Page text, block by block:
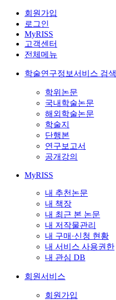
회원가입
로그인
MyRISS
고객센터
전체메뉴
학술연구정보서비스 검색
학위논문
국내학술논문
해외학술논문
학술지
단행본
연구보고서
공개강의
MyRISS
내 추천논문
내 책장
내 최근 본 논문
내 저작물관리
내 구매·신청 현황
내 서비스 사용권한
내 관심 DB
회원서비스
회원가입